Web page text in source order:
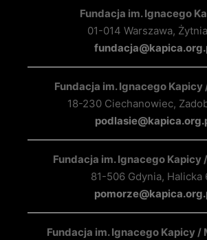
Fundacja im. Ignacego
01-014 Warszawa,
Fundacja im. Ignacego Kapicy
18-230 Ciechanowiec,
Fundacja im. Ignacego Kapicy
81-506 Gdynia, Halicka
Fundacja im. Ignacego Kapicy /